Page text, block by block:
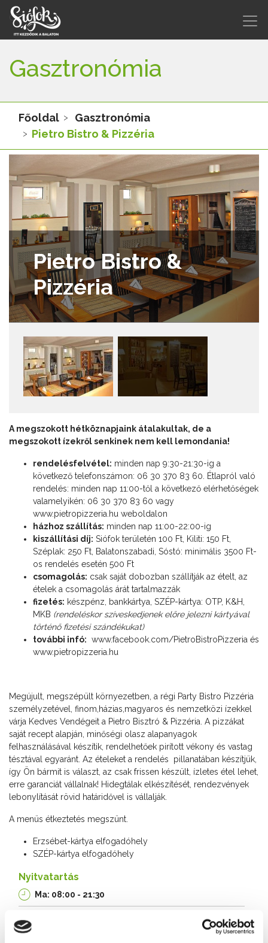
Gasztronómia
Főoldal
Gasztronómia
Pietro Bistro & Pizzéria
Pietro Bistro &
Pizzéria
A megszokott hétköznapjaink átalakultak, de a
megszokott ízekről senkinek nem kell lemondania!
rendelésfelvétel: minden nap 9:30-21:30-ig a
következő telefonszámon: 06 30 370 83 60. Étlapról való
rendelés: minden nap 11:00-től a következő elérhetőségek
valamelyikén: 06 30 370 83 60 vagy
www.pietropizzeria.hu weboldalon
házhoz szállítás: minden nap 11:00-22:00-ig
kiszállítási díj: Siófok területén 100 Ft, Kiliti: 150 Ft,
Széplak: 250 Ft, Balatonszabadi, Sóstó: minimális 3500 Ft-
os rendelés esetén 500 Ft
csomagolás: csak saját dobozban szállítják az ételt, az
ételek a csomagolás árát tartalmazzák
fizetés: készpénz, bankkártya, SZÉP-kártya: OTP, K&H,
MKB (rendeléskor szíveskedjenek előre jelezni kártyával
történő fizetési szándékukat)
további infó: www.facebook.com/PietroBistroPizzeria és
www.pietropizzeria.hu
Megújult, megszépült környezetben, a régi Party Bistro Pizzéria
személyzetével, finom,házias,magyaros és nemzetközi ízekkel
várja Kedves Vendégeit a Pietro Bisztró & Pizzéria. A pizzákat
saját recept alapján, minőségi olasz alapanyagok
felhasználásával készítik, rendelhetőek pirított vékony és vastag
tésztával egyaránt. Az ételeket a rendelés pillanatában készítjük,
így Ön bármit is választ, az csak frissen készült, ízletes étel lehet,
erre garanciát vállalnak! Hidegtálak elkészítését, rendezvények
lebonylítását rövid határidővel is vállalják.
A menüs étkeztetés megszünt.
Erzsébet-kártya elfogadóhely
SZÉP-kártya elfogadóhely
Nyitvatartás
Ma: 08:00 - 21:30
Asztalfoglalás